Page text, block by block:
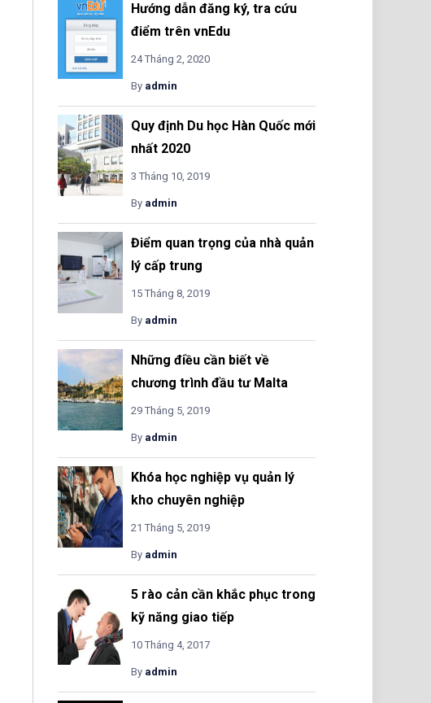
Hướng dẫn đăng ký, tra cứu
điểm trên vnEdu
24 Tháng 2, 2020
By admin
Quy định Du học Hàn Quốc mới
nhất 2020
3 Tháng 10, 2019
By admin
Điểm quan trọng của nhà quản
lý cấp trung
15 Tháng 8, 2019
By admin
Những điều cần biết về
chương trình đầu tư Malta
29 Tháng 5, 2019
By admin
Khóa học nghiệp vụ quản lý
kho chuyên nghiệp
21 Tháng 5, 2019
By admin
5 rào cản cần khắc phục trong
kỹ năng giao tiếp
10 Tháng 4, 2017
By admin